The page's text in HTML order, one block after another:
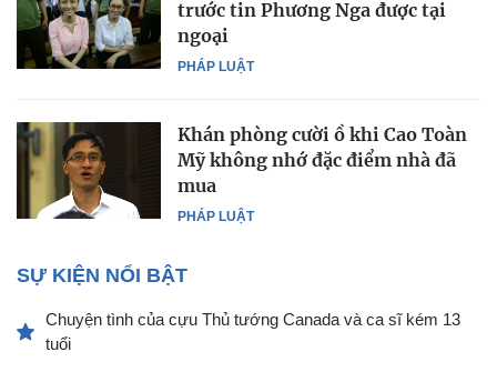
PHÁP LUẬT
trước tin Phương Nga được tại
ngoại
PHÁP LUẬT
Khán phòng cười ồ khi Cao Toàn
Mỹ không nhớ đặc điểm nhà đã
mua
SỰ KIỆN NỔI BẬT
Chuyện tình của cựu Thủ tướng Canada và ca sĩ kém 13
tuổi